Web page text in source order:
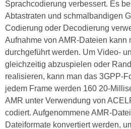
Sprachcodierung verbessert. Es
Abtastraten und schmalbandigen
Codierung oder Decodierung
Aufnahme von AMR-Dateien kann
durchgeführt werden. Um Video-
gleichzeitig abzuspielen oder
realisieren, kann man das 3GPP-
jedem Frame werden 160 20-
AMR unter Verwendung von
codiert. Aufgenommene AMR-
Dateiformate konvertiert werden,